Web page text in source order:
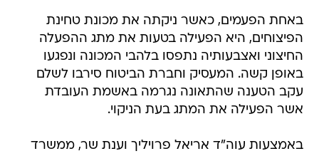
באחת הפעמים, כאשר ניקתה את מכונת טחינת
הפיצוחים, היא הפעילה בטעות את מתג ההפעלה
החיצוני ואצבעותיה נתפסו בלהבי המכונה ונפגעו
באופן קשה. המעסיק וחברת הביטוח סירבו לשלם
עקב הטענה שהתאונה נגרמה באשמת העובדת
אשר הפעילה את המתג בעת הניקוי.
באמצעות עוה"ד אריאל פרויליך וענת שר, ממשרד